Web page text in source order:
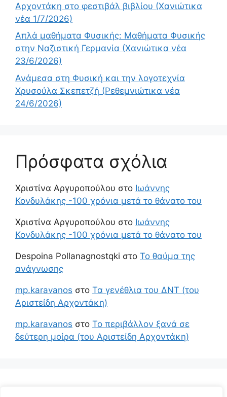
Αρχοντάκη στο φεστιβάλ βιβλίου (Χανιώτικα
νέα 1/7/2026)
Απλά μαθήματα Φυσικής: Μαθήματα Φυσικής
στην Ναζιστική Γερμανία (Χανιώτικα νέα
23/6/2026)
Ανάμεσα στη Φυσική και την λογοτεχνία
Χρυσούλα Σκεπετζή (Ρεθεμνιώτικα νέα
24/6/2026)
Πρόσφατα σχόλια
Χριστίνα Αργυροπούλου στο Ιωάννης
Κονδυλάκης -100 χρόνια μετά το θάνατο του
Χριστίνα Αργυροπούλου στο Ιωάννης
Κονδυλάκης -100 χρόνια μετά το θάνατο του
Despoina Pollanagnostqki στο Το θαύμα της
ανάγνωσης
mp.karavanos στο Τα γενέθλια του ΔΝΤ (του
Αριστείδη Αρχοντάκη)
mp.karavanos στο Το περιβάλλον ξανά σε
δεύτερη μοίρα (του Αριστείδη Αρχοντάκη)